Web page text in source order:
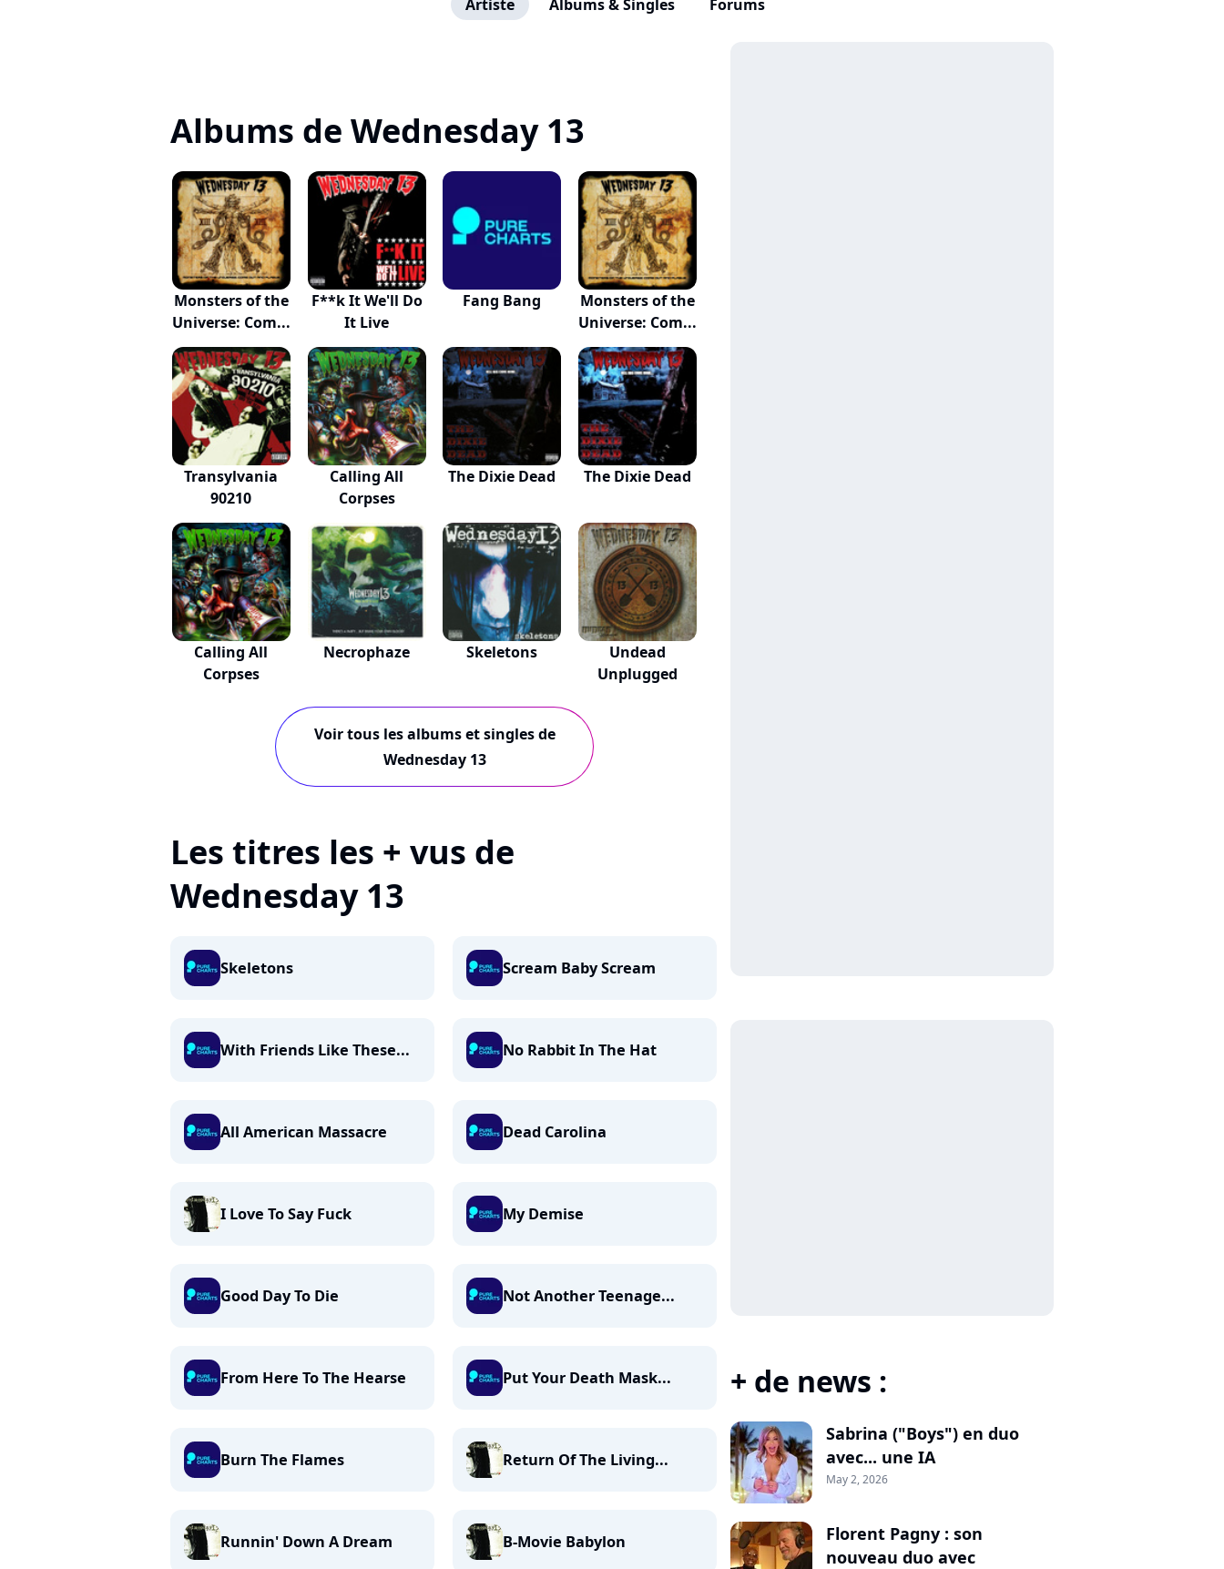
Artiste Albums & Singles Forums
Albums de Wednesday 13
Monsters of the
Universe: Com...
F**k It We'll Do
It Live
Fang Bang
Monsters of the
Universe: Com...
Transylvania
90210
Calling All
Corpses
The Dixie Dead The Dixie Dead
Calling All
Corpses
Necrophaze Skeletons
Undead
Unplugged
Voir tous les albums et singles de
Wednesday 13
Les titres les + vus de
Wednesday 13
Skeletons Scream Baby Scream
With Friends Like These... No Rabbit In The Hat
All American Massacre Dead Carolina
I Love To Say Fuck My Demise
Good Day To Die Not Another Teenage...
From Here To The Hearse Put Your Death Mask...
Burn The Flames Return Of The Living...
Runnin' Down A Dream B-Movie Babylon
+ de news :
Sabrina ("Boys") en duo
avec... une IA
May 2, 2026
Florent Pagny : son
nouveau duo avec